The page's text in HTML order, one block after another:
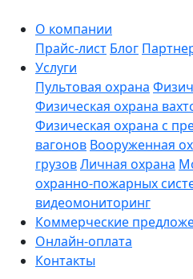
О компании
Прайс-лист Блог
Услуги
Пультовая охрана
Физическая охрана
Физическая охрана с
вагонов Вооруженная
грузовЛичная охрана
охранно-пожарных
видеомониторинг
Коммерческие
Онлайн-оплата
Контакты